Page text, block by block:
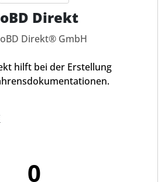
Direkt
Direkt® GmbH
hilft bei der Erstellung
0